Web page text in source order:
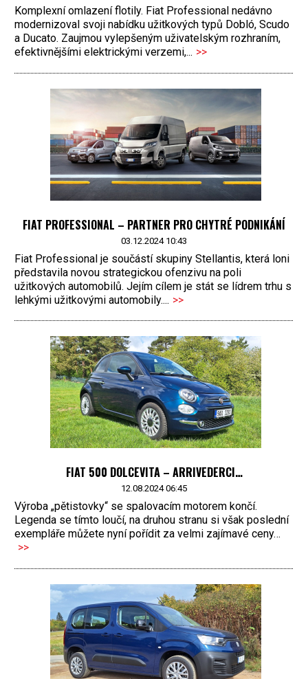
Komplexní omlazení flotily. Fiat Professional nedávno
modernizoval svoji nabídku užitkových typů Dobló, Scudo
a Ducato. Zaujmou vylepšeným uživatelským rozhraním,
efektivnějšími elektrickými verzemi,... >>
FIAT PROFESSIONAL – PARTNER PRO CHYTRÉ PODNIKÁNÍ
03.12.2024 10:43
Fiat Professional je součástí skupiny Stellantis, která loni
představila novou strategickou ofenzivu na poli
užitkových automobilů. Jejím cílem je stát se lídrem trhu s
lehkými užitkovými automobily.... >>
FIAT 500 DOLCEVITA – ARRIVEDERCI…
12.08.2024 06:45
Výroba „pětistovky“ se spalovacím motorem končí.
Legenda se tímto loučí, na druhou stranu si však poslední
exempláře můžete nyní pořídit za velmi zajímavé ceny…
>>